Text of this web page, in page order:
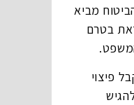
מביא
בטרם
פיצוי